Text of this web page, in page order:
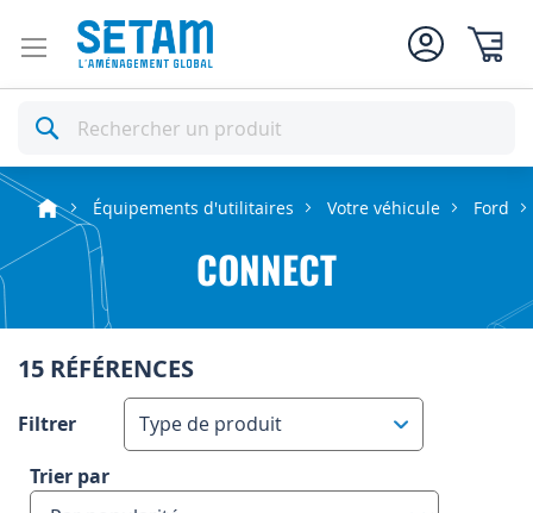
Rechercher
Équipements d'utilitaires Votre véhicule Ford
CONNECT
15 RÉFÉRENCES
Filtrer
Type de produit
Trier par